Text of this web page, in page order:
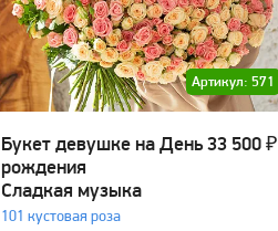
Артикул: 571
Букет девушке на День
рождения
Сладкая музыка
101 кустовая роза
33 500 ₽